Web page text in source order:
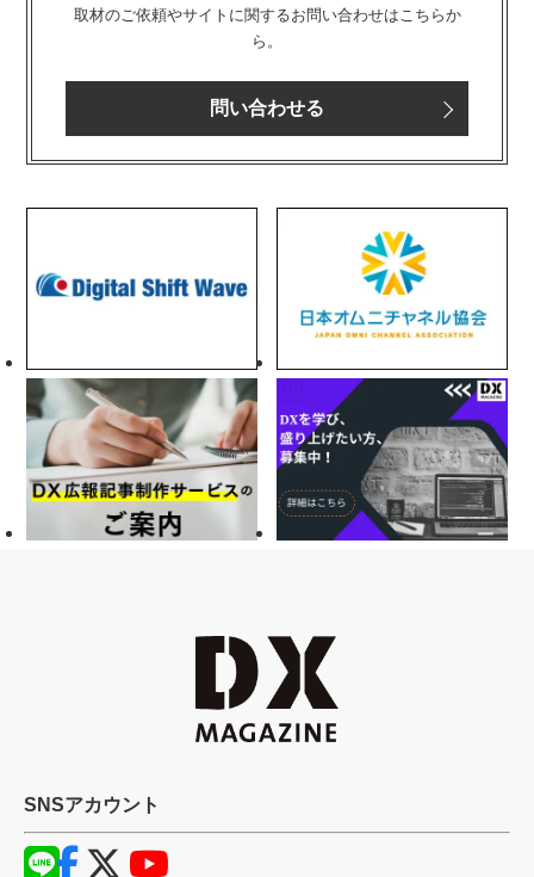
取材のご依頼やサイトに関するお問い合わせはこちらか
ら。
問い合わせる
SNSアカウント